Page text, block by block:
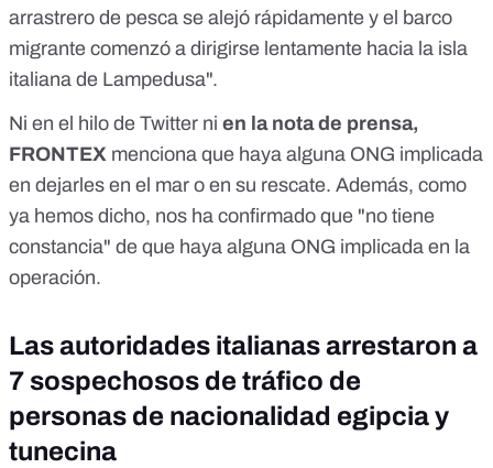
arrastrero de pesca se alejó rápidamente y el barco
migrante comenzó a dirigirse lentamente hacia la isla
italiana de Lampedusa".
Ni en el hilo de Twitter ni en la nota de prensa,
FRONTEX menciona que haya alguna ONG implicada
en dejarles en el mar o en su rescate. Además, como
ya hemos dicho, nos ha confirmado que "no tiene
constancia" de que haya alguna ONG implicada en la
operación.
Las autoridades italianas arrestaron a
7 sospechosos de tráfico de
personas de nacionalidad egipcia y
tunecina